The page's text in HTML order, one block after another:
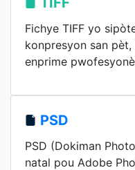
Fichye TIFF yo
konpresyon san
enprime
PSD
PSD (Dokiman
natal pou Adobe